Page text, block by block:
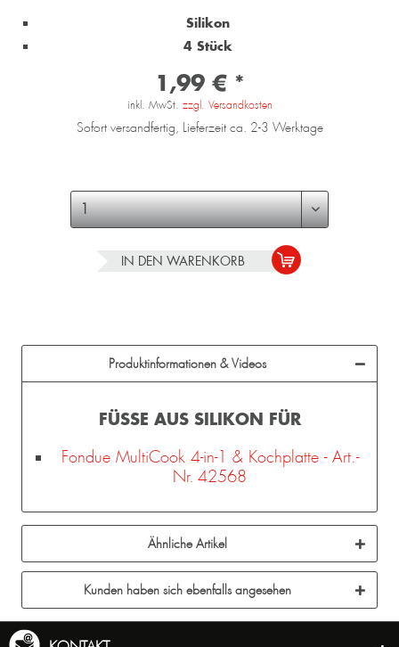
Silikon
4 Stück
1,99 € *
inkl. MwSt. zzgl. Versandkosten
Sofort versandfertig, Lieferzeit ca. 2-3 Werktage
IN DEN WARENKORB
Produktinformationen & Videos
FÜSSE AUS SILIKON FÜR
Fondue MultiCook 4-in-1 & Kochplatte - Art.-
Nr. 42568
Ähnliche Artikel
Kunden haben sich ebenfalls angesehen